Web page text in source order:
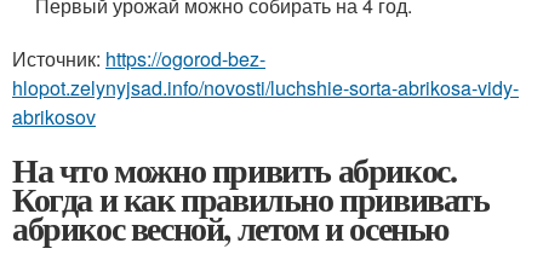
Источник: https://ogorod-bez-
hlopot.zelynyjsad.info/novosti/luchshie-sorta-abrikosa-vidy-
abrikosov
На что можно привить абрикос.
Когда и как правильно прививать
абрикос весной, летом и осенью